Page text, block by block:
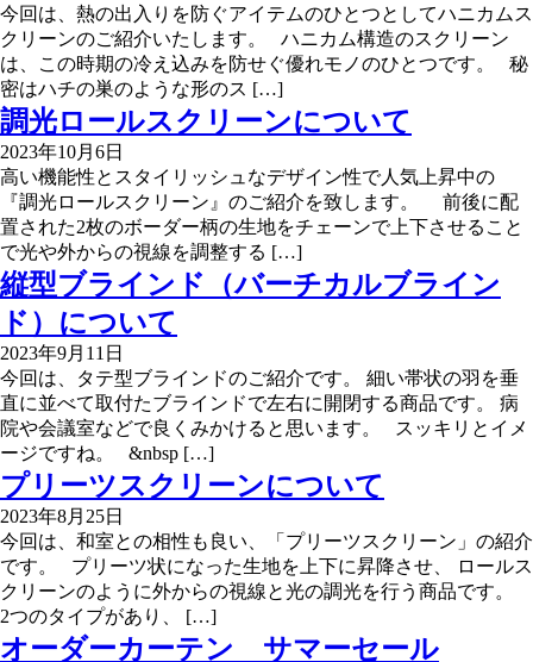
今回は、熱の出入りを防ぐアイテムのひとつとしてハニカムス
クリーンのご紹介いたします。 ハニカム構造のスクリーン
は、この時期の冷え込みを防せぐ優れモノのひとつです。 秘
密はハチの巣のような形のス […]
調光ロールスクリーンについて
2023年10月6日
高い機能性とスタイリッシュなデザイン性で人気上昇中の
『調光ロールスクリーン』のご紹介を致します。 前後に配
置された2枚のボーダー柄の生地をチェーンで上下させること
で光や外からの視線を調整する […]
縦型ブラインド（バーチカルブライン
ド）について
2023年9月11日
今回は、タテ型ブラインドのご紹介です。 細い帯状の羽を垂
直に並べて取付たブラインドで左右に開閉する商品です。 病
院や会議室などで良くみかけると思います。 スッキリとイメ
ージですね。 &nbsp […]
プリーツスクリーンについて
2023年8月25日
今回は、和室との相性も良い、「プリーツスクリーン」の紹介
です。 プリーツ状になった生地を上下に昇降させ、 ロールス
クリーンのように外からの視線と光の調光を行う商品です。
2つのタイプがあり、 […]
オーダーカーテン サマーセール